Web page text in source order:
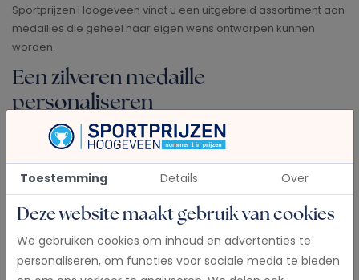
Sportprijzen Hoogeveen vindt u een uitgebreid assortiment aan
medailles die geheel naar eigen wens ontworpen kunnen
worden.
Een zilveren medaille
personaliseren
Een zilveren medaille geeft niet alleen de nummer twee een
bijzonder gevoel, maar is ook een blijvende herinnering aan
een prestatie. Bij ons kunt u uw medailles personaliseren door
een afbeelding of logo toe te voegen. Dit maakt de medaille
uniek en zorgt voor een persoonlijke touch die past bij uw
evenement, prestatie of team.
Een medaille is niet compleet zonder een mooi halslint. Bij
Sportprijzen Hoogeveen kunt u kiezen uit verschillende kleuren
Toestemming Details Over
Deze website maakt gebruik van cookies
We gebruiken cookies om inhoud en advertenties te
personaliseren, om functies voor sociale media te bieden